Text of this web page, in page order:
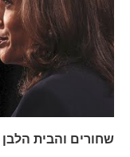
שחורים והבית הלבן